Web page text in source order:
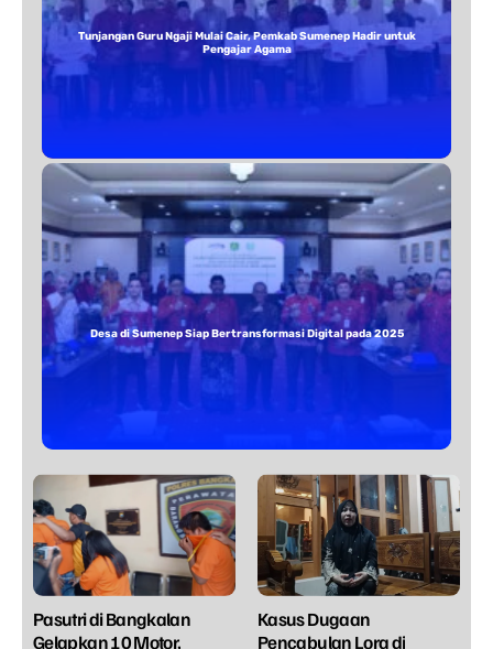
Pasutri di Bangkalan
Gelapkan 10 Motor,
Kasus Dugaan
Pencabulan Lora di
Tunjangan Guru Ngaji Mulai Cair, Pemkab Sumenep Hadir untuk
Pengajar Agama
Desa di Sumenep Siap Bertransformasi Digital pada 2025